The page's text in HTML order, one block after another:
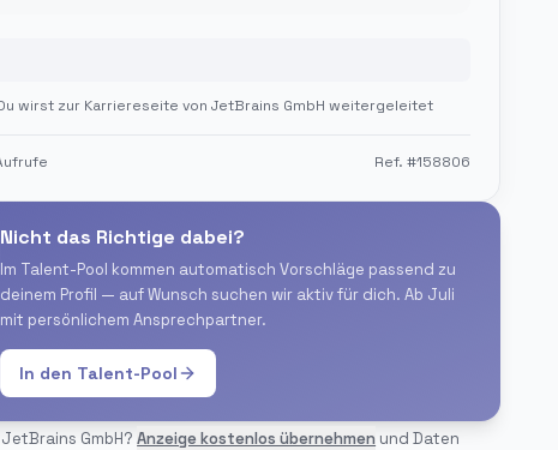
wirst zur Karriereseite vonJetBrains GmbH weitergeleitet
Ref. #158806
Nicht das Richtige dabei?
Im Talent-Pool kommen automatisch Vorschläge passend zu
deinem Profil — auf Wunsch suchen wir aktiv für dich. Ab Juli
mit persönlichem Ansprechpartner.
In den Talent-Pool
JetBrains GmbH? Anzeige kostenlos übernehmen und Daten